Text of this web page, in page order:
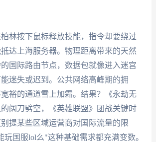
林按下鼠标释放技能，指令却要绕过
达上海服务器。物理距离带来的天然
国际路由节点，数据包就像进入迷宫
迷失或迟到。公共网络高峰期的拥
裕的通道雪上加霜。结果？《永劫无
阔刀劈空，《英雄联盟》团战关键时
提某些区域运营商对国际流量的限
玩国服lol么"这种基础需求都充满变数。